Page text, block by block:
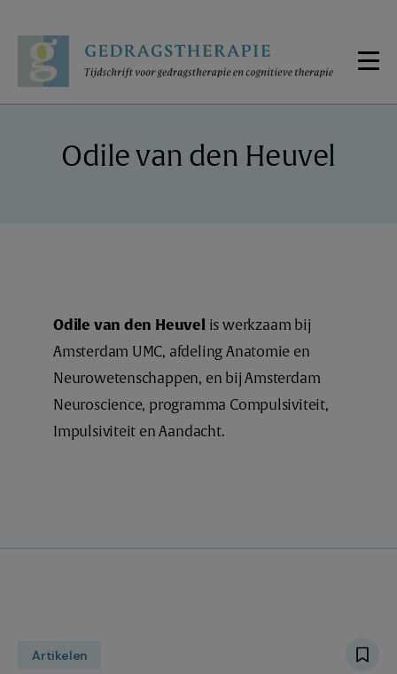
Odile van den Heuvel
Odile van den Heuvelis werkzaam bij
Amsterdam UMC, afdeling Anatomie en
Neurowetenschappen, en bij Amsterdam
Neuroscience, programma Compulsiviteit,
Impulsiviteit en Aandacht.
Artikelen